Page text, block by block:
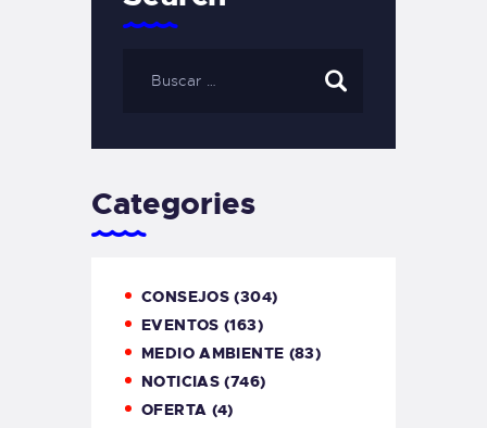
Categories
CONSEJOS (304)
EVENTOS (163)
MEDIO AMBIENTE (83)
NOTICIAS (746)
OFERTA (4)